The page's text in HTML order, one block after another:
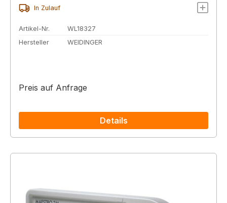
In Zulauf
Artikel-Nr.
WL18327
Hersteller
WEIDINGER
Preis auf Anfrage
Details